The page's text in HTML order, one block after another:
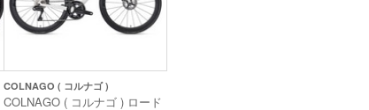
COLNAGO ( コルナゴ )
COLNAGO ( コルナゴ ) ロード